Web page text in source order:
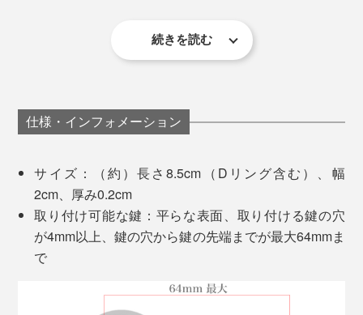
取り付け方は、『Orbitkey』に鍵を入れ、ネジを締める
だけ。最後にお手持ちの硬貨を使って調節、ロックしま
す。
厚みを調整するワッシャーは2個付属。1個はあらかじめ
ベルトのネジ部分に装着されています。鍵が少ない場合
は2個とも使用すると、しっかりと止まります。
続きを読む
仕様・インフォメーション
サイズ：（約）長さ8.5cm（Dリング含む）、幅
2cm、厚み0.2cm
取り付け可能な鍵：平らな表面、取り付ける鍵の穴
が4mm以上、鍵の穴から鍵の先端までが最大64mmま
で